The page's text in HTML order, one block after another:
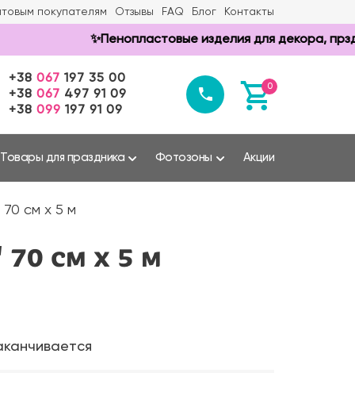
покупателям Отзывы FAQ Блог Контакты
✨Пенопластовые изделия для декора,
+38 067 197 35 00
+38 067 497 91 09
+38 099 197 91 09
0
Товары для праздника Фотозоны Акции
70 см х 5 м
70 см х 5 м